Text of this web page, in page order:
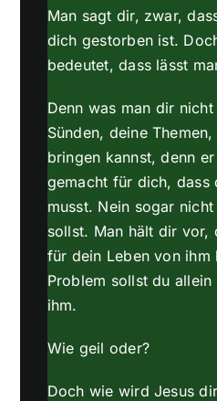
Man sagt dir, zwar,
dich gestorben ist.
bedeutet, dass lässt
Denn was man dir
Sünden, deine
bringen kannst, denn
gemacht für dich, dass
musst. Nein sogar
sollst. Man hält dir vor,
für dein Leben von ihm
Problem sollst du
ihm.
Wie geil oder?
Doch wie wird Jesus